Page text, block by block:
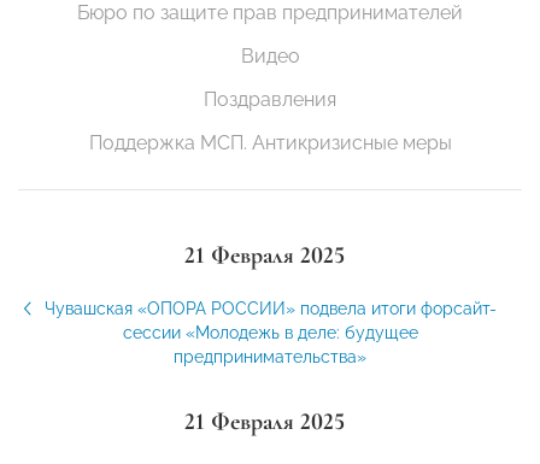
Бюро по защите прав предпринимателей
Видео
Поздравления
Поддержка МСП. Антикризисные меры
21 Февраля 2025
Чувашская «ОПОРА РОССИИ» подвела итоги форсайт-
сессии «Молодежь в деле: будущее
предпринимательства»
21 Февраля 2025